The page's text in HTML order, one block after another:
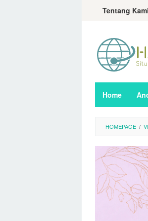
LoncatTentang Kami
Home
HOMEPAGE /